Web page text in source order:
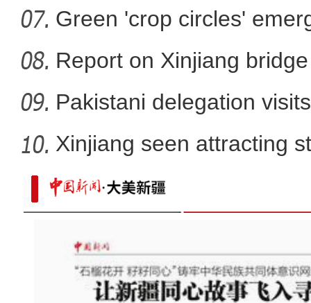
Green 'crop circles'
Report on Xinjiang
sa
Pakistani delegation
Xinjiang seen attracting